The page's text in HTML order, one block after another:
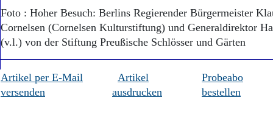
Foto : Hoher Besuch: Berlins Regierender Bürgermeister
Cornelsen (Cornelsen Kulturstiftung) und Generaldirektor
(v.l.) von der Stiftung Preußische Schlösser und Gärten
Artikel per E-Mail
versenden
Artikel
ausdrucken
Probeabo
bestellen